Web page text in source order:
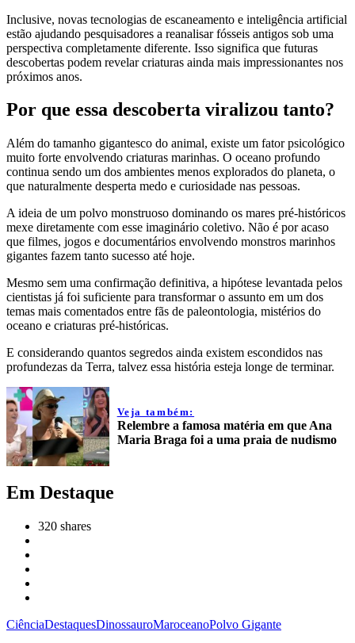
Inclusive, novas tecnologias de escaneamento e inteligência artificial
estão ajudando pesquisadores a reanalisar fósseis antigos sob uma
perspectiva completamente diferente. Isso significa que futuras
descobertas podem revelar criaturas ainda mais impressionantes nos
próximos anos.
Por que essa descoberta viralizou tanto?
Além do tamanho gigantesco do animal, existe um fator psicológico
muito forte envolvendo criaturas marinhas. O oceano profundo
continua sendo um dos ambientes menos explorados do planeta, o
que naturalmente desperta medo e curiosidade nas pessoas.
A ideia de um polvo monstruoso dominando os mares pré-históricos
mexe diretamente com esse imaginário coletivo. Não é por acaso
que filmes, jogos e documentários envolvendo monstros marinhos
gigantes fazem tanto sucesso até hoje.
Mesmo sem uma confirmação definitiva, a hipótese levantada pelos
cientistas já foi suficiente para transformar o assunto em um dos
temas mais comentados entre fãs de paleontologia, mistérios do
oceano e criaturas pré-históricas.
E considerando quantos segredos ainda existem escondidos nas
profundezas da Terra, talvez essa história esteja longe de terminar.
Veja também:
Relembre a famosa matéria em que Ana
Maria Braga foi a uma praia de nudismo
Em Destaque
320 shares
CiênciaDestaquesDinossauroMaroceanoPolvo Gigante